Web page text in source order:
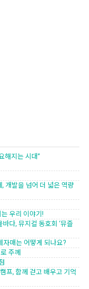
해지는 시대”
개발을 넘어 더 넓은 역량
우리 이야기!
다, 뮤지컬 동호회 ‘뮤즐
매는 어떻게 되나요?
주께
프, 함께 걷고 배우고 기억